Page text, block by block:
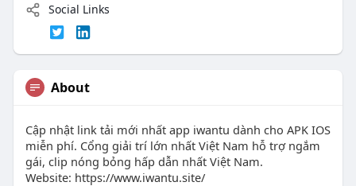
Social Links
About
Cập nhật link tải mới nhất app iwantu dành cho APK IOS
miễn phí. Cổng giải trí lớn nhất Việt Nam hỗ trợ ngắm
gái, clip nóng bỏng hấp dẫn nhất Việt Nam.
Website: https://www.iwantu.site/